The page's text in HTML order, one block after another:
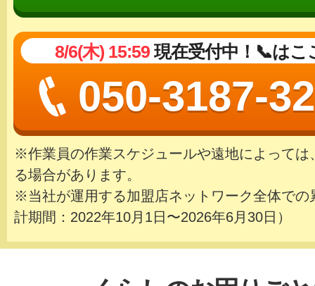
8/6(木) 15:59 現在受付中！📞はこ
050-3187-
※作業員の作業スケジュールや遠地によっては
る場合があります。
※当社が運用する加盟店ネットワーク全体での
計期間：2022年10月1日〜2026年6月30日）